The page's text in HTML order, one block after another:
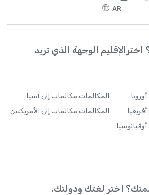
AR
الوجهة الذي تريد
المكالمات مكالمات إلى آسيا
المكالمات مكالمات إلى الأمريكتين
اختر لغتك ودولتك.